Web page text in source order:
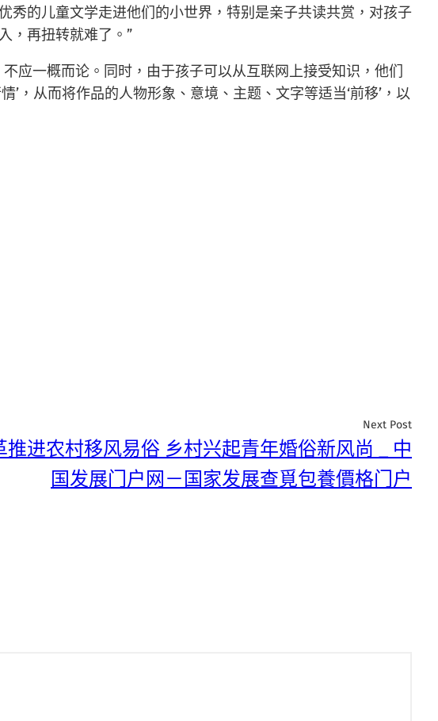
秀的儿童文学走进他们的小世界，特别是亲子共读共赏，对孩子
，再扭转就难了。”
应一概而论。同时，由于孩子可以从互联网上接受知识，他们
，从而将作品的人物形象、意境、主题、文字等适当‘前移’，以
Next Post
推进农村移风易俗 乡村兴起青年婚俗新风尚 _ 中
国发展门户网－国家发展查覓包養價格门户